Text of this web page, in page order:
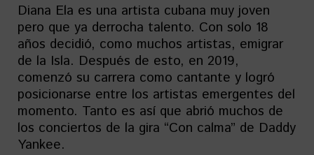
Diana Ela es una artista cubana muy joven
pero que ya derrocha talento. Con solo 18
años decidió, como muchos artistas, emigrar
de la Isla. Después de esto, en 2019,
comenzó su carrera como cantante y logró
posicionarse entre los artistas emergentes del
momento. Tanto es así que abrió muchos de
los conciertos de la gira “Con calma” de Daddy
Yankee.